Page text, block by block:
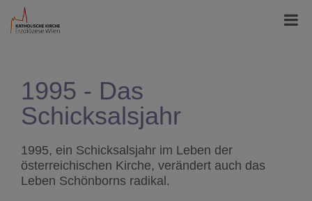
1995 - Das
Schicksalsjahr
1995, ein Schicksalsjahr im Leben der
österreichischen Kirche, verändert auch das
Leben Schönborns radikal.